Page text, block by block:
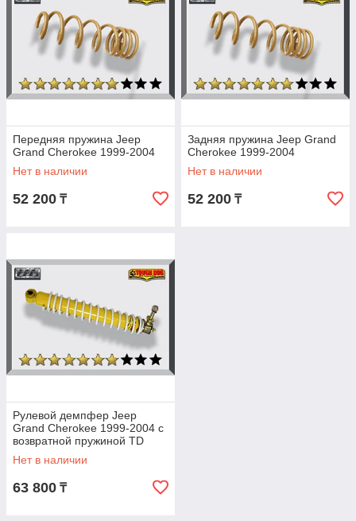
Передняя пружина Jeep
Grand Cherokee 1999-2004
Нет в наличии
52 200 ₸
Задняя пружина Jeep Grand
Cherokee 1999-2004
Нет в наличии
52 200 ₸
Рулевой демпфер Jeep
Grand Cherokee 1999-2004 с
возвратной пружиной TD
Нет в наличии
63 800 ₸